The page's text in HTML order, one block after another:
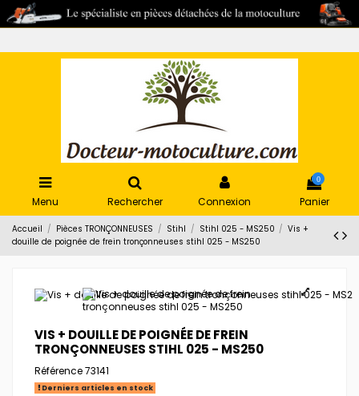
Menu Rechercher Connexion
0
Panier
Accueil Pièces TRONÇONNEUSES Stihl Stihl 025 - MS250
Vis +
douille de poignée de frein tronçonneuses stihl 025 - MS250
VIS + DOUILLE DE POIGNÉE DE FREIN
TRONÇONNEUSES STIHL 025 - MS250
Référence73141
Derniers articles en stock